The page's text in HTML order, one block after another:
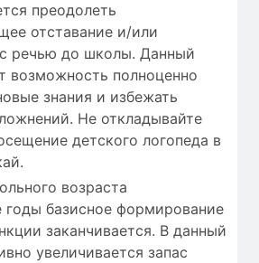
преодолеть
отставание и/или
речью до школы. Данный
возможность полноценно
знания и избежать
Не откладывайте
детского логопеда в
возраста
базисное формирование
заканчивается. В данный
увеличивается запас